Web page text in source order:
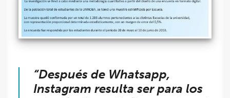
“Después de Whatsapp,
Instagram resulta ser para los